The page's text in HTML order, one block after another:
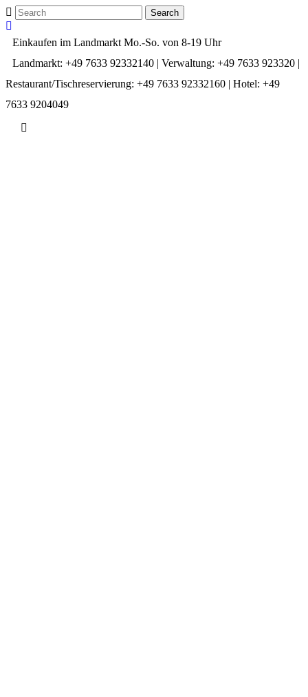
Einkaufen im Landmarkt Mo.-So. von 8-19 Uhr
Landmarkt: +49 7633 92332140 | Verwaltung: +49 7633 923320 |
Restaurant/Tischreservierung: +49 7633 92332160 | Hotel: +49
7633 9204049